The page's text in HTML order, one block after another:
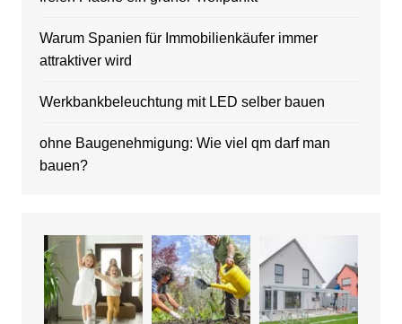
Warum Spanien für Immobilienkäufer immer
attraktiver wird
Werkbankbeleuchtung mit LED selber bauen
ohne Baugenehmigung: Wie viel qm darf man
bauen?